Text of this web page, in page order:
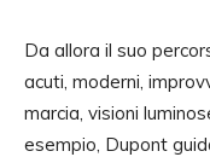
Da allora il suo
acuti, moderni,
marcia, visioni
esempio, Dupont